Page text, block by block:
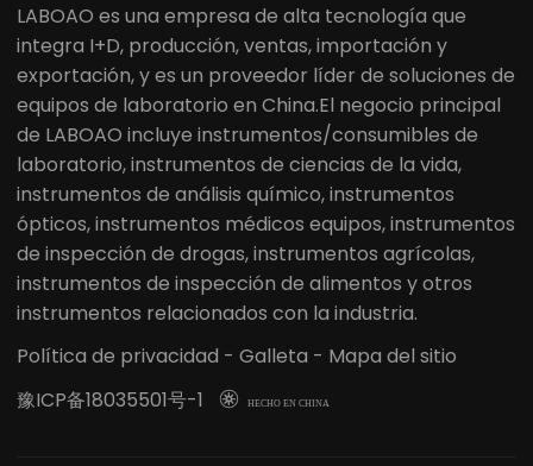
LABOAO es una empresa de alta tecnología que
integra I+D, producción, ventas, importación y
exportación, y es un proveedor líder de soluciones de
equipos de laboratorio en China.El negocio principal
de LABOAO incluye instrumentos/consumibles de
laboratorio, instrumentos de ciencias de la vida,
instrumentos de análisis químico, instrumentos
ópticos, instrumentos médicos equipos, instrumentos
de inspección de drogas, instrumentos agrícolas,
instrumentos de inspección de alimentos y otros
instrumentos relacionados con la industria.
Política de privacidad - Galleta - Mapa del sitio
豫ICP备18035501号-1
 HECHO EN CHINA